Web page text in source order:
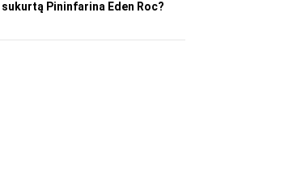
sukurtą Pininfarina Eden Roc?